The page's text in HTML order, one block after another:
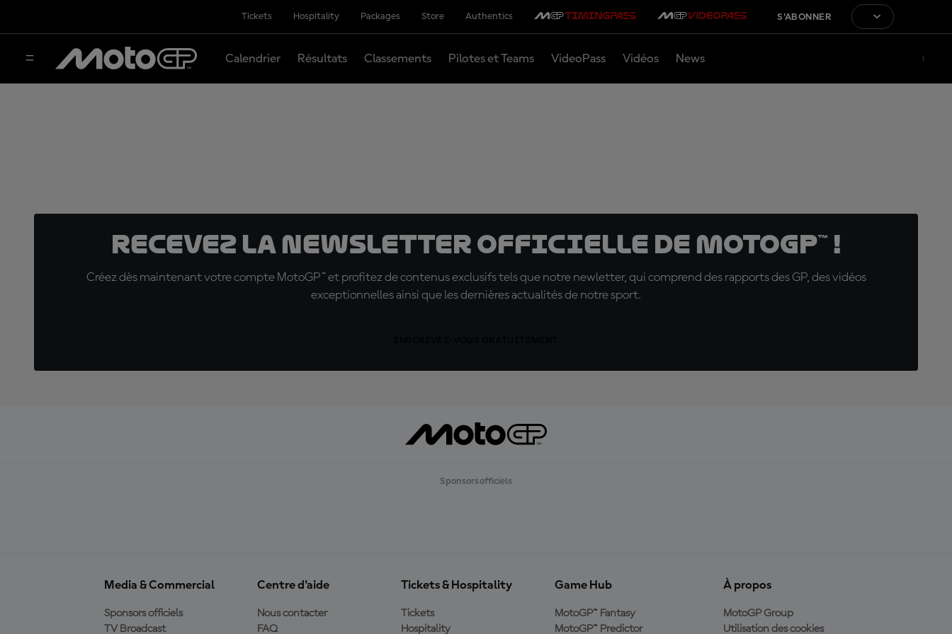
Tickets Hospitality Packages Store Authentics S'ABONNER
Calendrier Résultats Classements Pilotes et Teams VideoPass Vidéos News
Recevez la Newsletter officielle de MotoGP™ !
Créez dès maintenant votre compte MotoGP™ et profitez de contenus exclusifs tels que notre newletter, qui comprend des rapports des GP, des vidéos
exceptionnelles ainsi que les dernières actualités de notre sport.
Sponsors officiels
Media & Commercial
Sponsors officiels
TV Broadcast
Centre d'aide
Nous contacter
FAQ
Tickets & Hospitality
Tickets
Hospitality
Game Hub
MotoGP™ Fantasy
MotoGP™ Predictor
À propos
MotoGP Group
Utilisation des cookies